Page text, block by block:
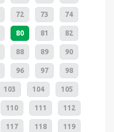
72 73 74
80 81 82
88 89 90
96 97 98
103 104 105
110 111 112
117 118 119